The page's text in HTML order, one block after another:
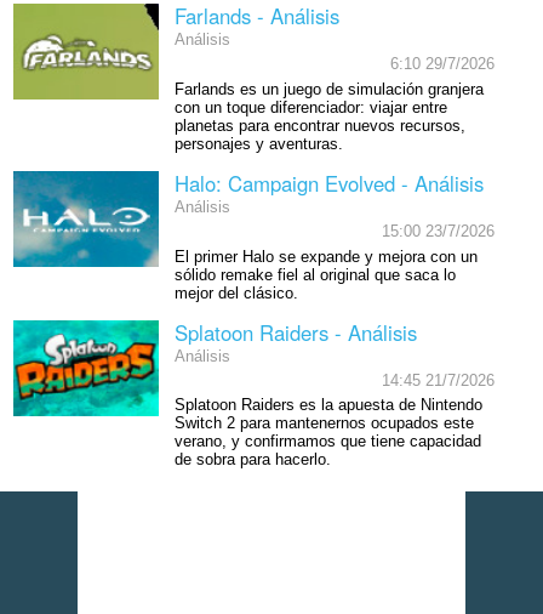
Farlands - Análisis
Análisis
6:10 29/7/2026
Farlands es un juego de simulación granjera
con un toque diferenciador: viajar entre
planetas para encontrar nuevos recursos,
personajes y aventuras.
Halo: Campaign Evolved - Análisis
Análisis
15:00 23/7/2026
El primer Halo se expande y mejora con un
sólido remake fiel al original que saca lo
mejor del clásico.
Splatoon Raiders - Análisis
Análisis
14:45 21/7/2026
Splatoon Raiders es la apuesta de Nintendo
Switch 2 para mantenernos ocupados este
verano, y confirmamos que tiene capacidad
de sobra para hacerlo.